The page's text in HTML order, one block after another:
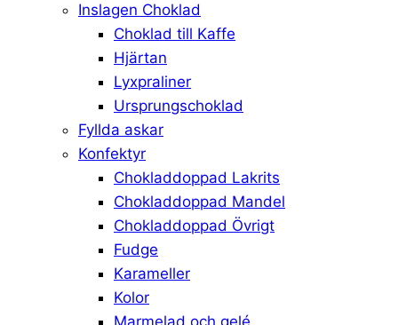
Inslagen Choklad
Choklad till Kaffe
Hjärtan
Lyxpraliner
Ursprungschoklad
Fyllda askar
Konfektyr
Chokladdoppad Lakrits
Chokladdoppad Mandel
Chokladdoppad Övrigt
Fudge
Karameller
Kolor
Marmelad och gelé